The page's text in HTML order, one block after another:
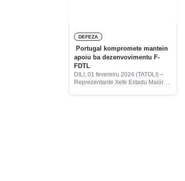
DEFEZA
Portugal kompromete mantein
apoiu ba dezenvovimentu F-
FDTL
DILI, 01 fevereiru 2024 (TATOLI) –
Reprezentante Xefe Estadu Maiór